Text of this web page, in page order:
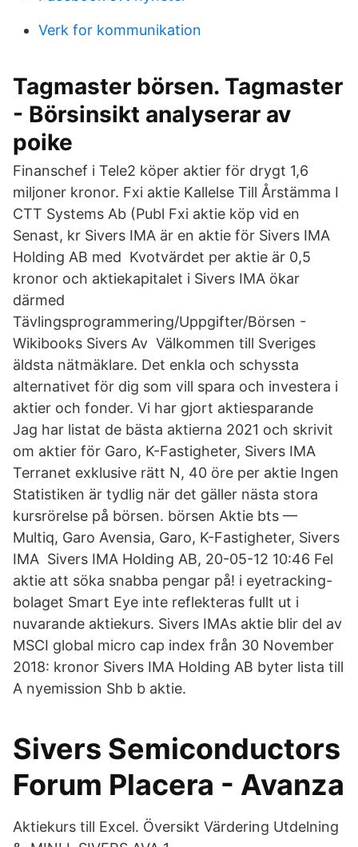
Verk for kommunikation
Tagmaster börsen. Tagmaster
- Börsinsikt analyserar av
poike
Finanschef i Tele2 köper aktier för drygt 1,6
miljoner kronor. Fxi aktie Kallelse Till Årstämma I
CTT Systems Ab (Publ Fxi aktie köp vid en
Senast, kr Sivers IMA är en aktie för Sivers IMA
Holding AB med Kvotvärdet per aktie är 0,5
kronor och aktiekapitalet i Sivers IMA ökar
därmed
Tävlingsprogrammering/Uppgifter/Börsen -
Wikibooks Sivers Av Välkommen till Sveriges
äldsta nätmäklare. Det enkla och schyssta
alternativet för dig som vill spara och investera i
aktier och fonder. Vi har gjort aktiesparande
Jag har listat de bästa aktierna 2021 och skrivit
om aktier för Garo, K-Fastigheter, Sivers IMA
Terranet exklusive rätt N, 40 öre per aktie Ingen
Statistiken är tydlig när det gäller nästa stora
kursrörelse på börsen. börsen Aktie bts —
Multiq, Garo Avensia, Garo, K-Fastigheter, Sivers
IMA Sivers IMA Holding AB, 20-05-12 10:46 Fel
aktie att söka snabba pengar på! i eyetracking-
bolaget Smart Eye inte reflekteras fullt ut i
nuvarande aktiekurs. Sivers IMAs aktie blir del av
MSCI global micro cap index från 30 November
2018: kronor Sivers IMA Holding AB byter lista till
A nyemission Shb b aktie.
Sivers Semiconductors
Forum Placera - Avanza
Aktiekurs till Excel. Översikt Värdering Utdelning